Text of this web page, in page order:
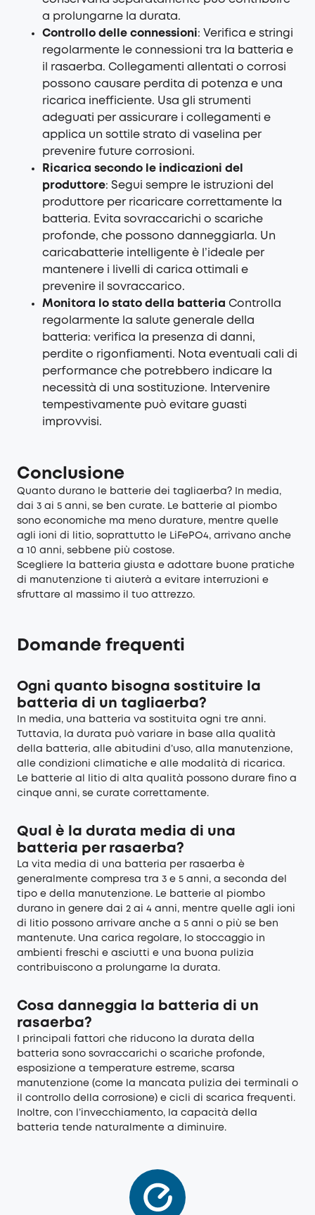
a prolungarne la durata.
Controllo delle connessioni: Verifica e stringi
regolarmente le connessioni tra la batteria e
il rasaerba. Collegamenti allentati o corrosi
possono causare perdita di potenza e una
ricarica inefficiente. Usa gli strumenti
adeguati per assicurare i collegamenti e
applica un sottile strato di vaselina per
prevenire future corrosioni.
Ricarica secondo le indicazioni del
produttore: Segui sempre le istruzioni del
produttore per ricaricare correttamente la
batteria. Evita sovraccarichi o scariche
profonde, che possono danneggiarla. Un
caricabatterie intelligente è l’ideale per
mantenere i livelli di carica ottimali e
prevenire il sovraccarico.
Monitora lo stato della batteria Controlla
regolarmente la salute generale della
batteria: verifica la presenza di danni,
perdite o rigonfiamenti. Nota eventuali cali di
performance che potrebbero indicare la
necessità di una sostituzione. Intervenire
tempestivamente può evitare guasti
improvvisi.
Conclusione
Quanto durano le batterie dei tagliaerba? In media,
dai 3 ai 5 anni, se ben curate. Le batterie al piombo
sono economiche ma meno durature, mentre quelle
agli ioni di litio, soprattutto le LiFePO4, arrivano anche
a 10 anni, sebbene più costose.
Scegliere la batteria giusta e adottare buone pratiche
di manutenzione ti aiuterà a evitare interruzioni e
sfruttare al massimo il tuo attrezzo.
Domande frequenti
Ogni quanto bisogna sostituire la
batteria di un tagliaerba?
In media, una batteria va sostituita ogni tre anni.
Tuttavia, la durata può variare in base alla qualità
della batteria, alle abitudini d’uso, alla manutenzione,
alle condizioni climatiche e alle modalità di ricarica.
Le batterie al litio di alta qualità possono durare fino a
cinque anni, se curate correttamente.
Qual è la durata media di una
batteria per rasaerba?
La vita media di una batteria per rasaerba è
generalmente compresa tra 3 e 5 anni, a seconda del
tipo e della manutenzione. Le batterie al piombo
durano in genere dai 2 ai 4 anni, mentre quelle agli ioni
di litio possono arrivare anche a 5 anni o più se ben
mantenute. Una carica regolare, lo stoccaggio in
ambienti freschi e asciutti e una buona pulizia
contribuiscono a prolungarne la durata.
Cosa danneggia la batteria di un
rasaerba?
I principali fattori che riducono la durata della
batteria sono sovraccarichi o scariche profonde,
esposizione a temperature estreme, scarsa
manutenzione (come la mancata pulizia dei terminali o
il controllo della corrosione) e cicli di scarica frequenti.
Inoltre, con l’invecchiamento, la capacità della
batteria tende naturalmente a diminuire.